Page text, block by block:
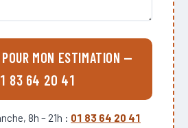
MON ESTIMATION —
83 64 20 41
8h – 21h : 01 83 64 20 41